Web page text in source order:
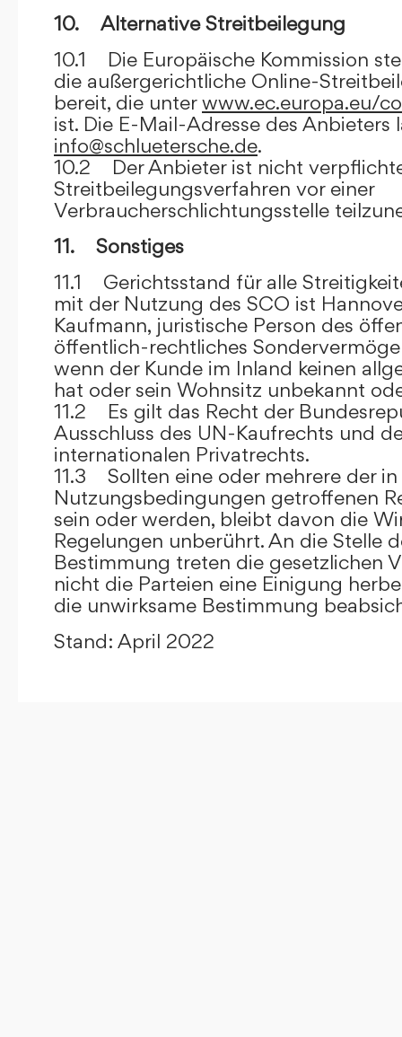
10. Alternative Streitbeilegung
10.1 Die Europäische Kommission
die außergerichtliche Online-
bereit, die unterwww.ec.europa.eu/
ist. Die E-Mail-Adresse des Anbieters
info@schluetersche.de.
10.2 Der Anbieter ist nicht
Streitbeilegungsverfahren vor einer
Verbraucherschlichtungsstelle
11. Sonstiges
11.1 Gerichtsstand für alle
mit der Nutzung des SCO ist
Kaufmann, juristische Person des
öffentlich-rechtliches
wenn der Kunde im Inland keinen
hat oder sein Wohnsitz unbekannt
11.2 Es gilt das Recht der
Ausschluss des UN-Kaufrechts und
internationalen Privatrechts.
11.3 Sollten eine oder mehrere der in
Nutzungsbedingungen getroffenen
sein oder werden, bleibt davon die
Regelungen unberührt. An die Stelle
Bestimmung treten die gesetzlichen
nicht die Parteien eine Einigung
die unwirksame Bestimmung
Stand: April 2022